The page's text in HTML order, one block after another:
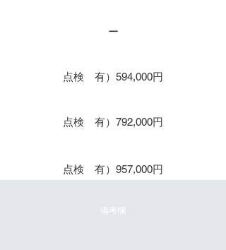
ー
点検 有）594,000円
点検 有）792,000円
点検 有）957,000円
備考欄